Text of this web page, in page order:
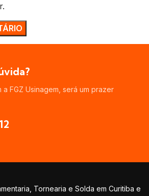
FGZ Usinagem, será um prazer
Tornearia e Solda em Curitiba e